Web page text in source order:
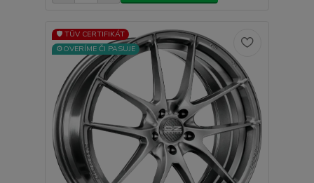
🛡️ TÜV CERTIFIKÁT
⚙️OVERÍME ČI PASUJE